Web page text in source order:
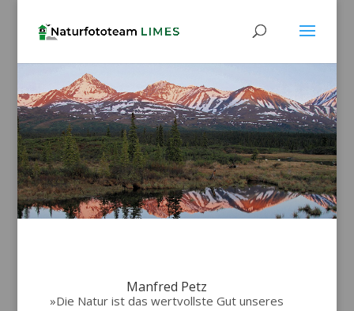
Manfred Petz
»Die Natur ist das wertvollste Gut unseres